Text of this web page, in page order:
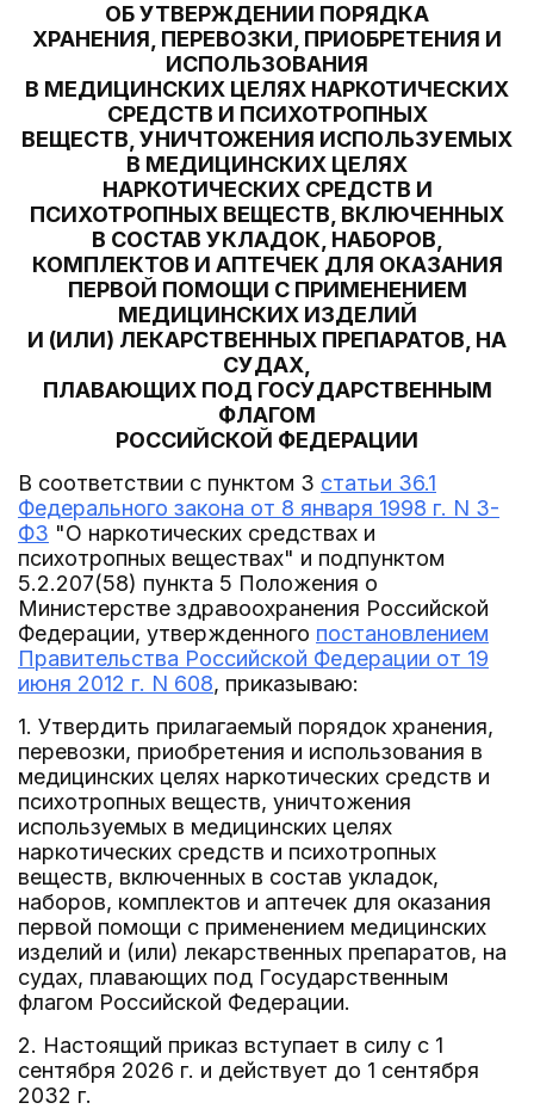
ОБ УТВЕРЖДЕНИИ ПОРЯДКА
ХРАНЕНИЯ, ПЕРЕВОЗКИ, ПРИОБРЕТЕНИЯ И
ИСПОЛЬЗОВАНИЯ
В МЕДИЦИНСКИХ ЦЕЛЯХ НАРКОТИЧЕСКИХ
СРЕДСТВ И ПСИХОТРОПНЫХ
ВЕЩЕСТВ, УНИЧТОЖЕНИЯ ИСПОЛЬЗУЕМЫХ
В МЕДИЦИНСКИХ ЦЕЛЯХ
НАРКОТИЧЕСКИХ СРЕДСТВ И
ПСИХОТРОПНЫХ ВЕЩЕСТВ, ВКЛЮЧЕННЫХ
В СОСТАВ УКЛАДОК, НАБОРОВ,
КОМПЛЕКТОВ И АПТЕЧЕК ДЛЯ ОКАЗАНИЯ
ПЕРВОЙ ПОМОЩИ С ПРИМЕНЕНИЕМ
МЕДИЦИНСКИХ ИЗДЕЛИЙ
И (ИЛИ) ЛЕКАРСТВЕННЫХ ПРЕПАРАТОВ, НА
СУДАХ,
ПЛАВАЮЩИХ ПОД ГОСУДАРСТВЕННЫМ
ФЛАГОМ
РОССИЙСКОЙ ФЕДЕРАЦИИ
В соответствии с пунктом 3 статьи 36.1
Федерального закона от 8 января 1998 г. N 3-
ФЗ "О наркотических средствах и
психотропных веществах" и подпунктом
5.2.207(58) пункта 5 Положения о
Министерстве здравоохранения Российской
Федерации, утвержденного постановлением
Правительства Российской Федерации от 19
июня 2012 г. N 608, приказываю:
1. Утвердить прилагаемый порядок хранения,
перевозки, приобретения и использования в
медицинских целях наркотических средств и
психотропных веществ, уничтожения
используемых в медицинских целях
наркотических средств и психотропных
веществ, включенных в состав укладок,
наборов, комплектов и аптечек для оказания
первой помощи с применением медицинских
изделий и (или) лекарственных препаратов, на
судах, плавающих под Государственным
флагом Российской Федерации.
2. Настоящий приказ вступает в силу с 1
сентября 2026 г. и действует до 1 сентября
2032 г.